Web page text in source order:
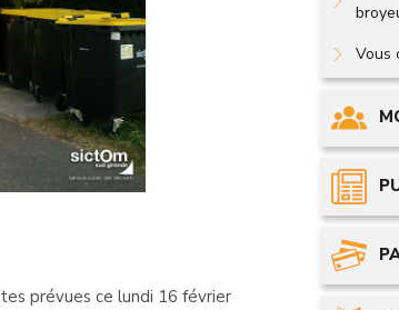
prévues ce lundi 16 février
Vous